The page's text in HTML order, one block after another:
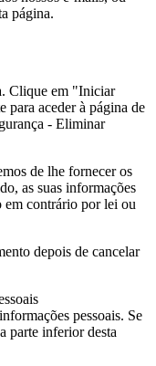
página.
Clique em "Iniciar
para aceder à página de
- Eliminar
de lhe fornecer os
as suas informações
em contrário por lei ou
depois de cancelar
pessoais. Se
parte inferior desta